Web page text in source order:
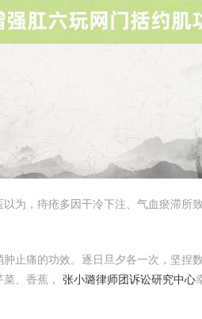
为，痔疮多因干冷下注、气血瘀滞所
止痛的功效。逐日旦夕各一次，坚捏
菜、香蕉， 张小璐律师团诉讼研究中心